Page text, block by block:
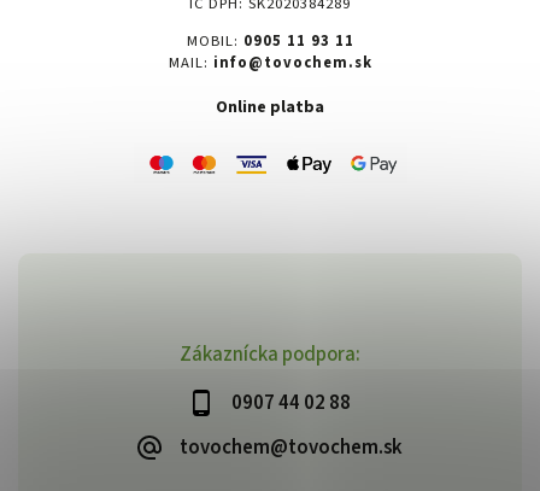
Zákaznícka podpora:
0907 44 02 88
tovochem@tovochem.sk
MOBIL: 0905 11 93 11
MAIL: info@tovochem.sk
Online platba